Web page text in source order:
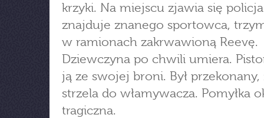
krzyki. Na miejscu zjawia się
znajduje znanego sportowca,
w ramionach zakrwawioną Reevę.
Dziewczyna po chwili umiera.
ją ze swojej broni. Był przekonany,
strzela do włamywacza. Pomyłka
tragiczna.